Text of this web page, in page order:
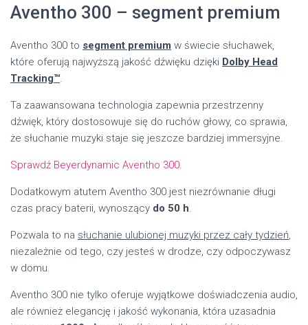
Aventho 300 – segment premium
Aventho 300 to segment premium w świecie słuchawek,
które oferują najwyższą jakość dźwięku dzięki Dolby Head
Tracking™.
Ta zaawansowana technologia zapewnia przestrzenny
dźwięk, który dostosowuje się do ruchów głowy, co sprawia,
że słuchanie muzyki staje się jeszcze bardziej immersyjne.
Sprawdź Beyerdynamic Aventho 300.
Dodatkowym atutem Aventho 300 jest niezrównanie długi
czas pracy baterii, wynoszący do 50 h.
Pozwala to na słuchanie ulubionej muzyki przez cały tydzień,
niezależnie od tego, czy jesteś w drodze, czy odpoczywasz
w domu.
Aventho 300 nie tylko oferuje wyjątkowe doświadczenia audio,
ale również elegancję i jakość wykonania, która uzasadnia